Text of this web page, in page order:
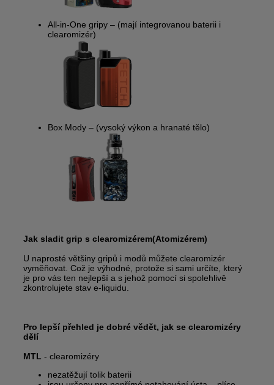
All-in-One gripy – (mají integrovanou baterii i
clearomizér)
Box Mody – (vysoký výkon a hranaté tělo)
Jak sladit grip s clearomizérem(Atomizérem)
U naprosté většiny gripů i modů můžete clearomizér
vyměňovat. Což je výhodné, protože si sami určíte, který
je pro vás ten nejlepší a s jehož pomocí si spolehlivě
zkontrolujete stav e-liquidu.
Pro lepší přehled je dobré vědět, jak se clearomizéry
dělí
MTL - clearomizéry
nezatěžují tolik baterii